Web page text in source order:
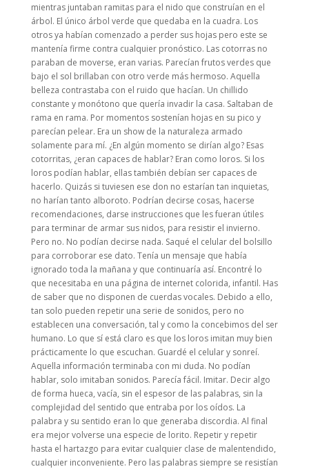
mientras juntaban ramitas para el nido que construían en el
árbol. El único árbol verde que quedaba en la cuadra. Los
otros ya habían comenzado a perder sus hojas pero este se
mantenía firme contra cualquier pronóstico. Las cotorras no
paraban de moverse, eran varias. Parecían frutos verdes que
bajo el sol brillaban con otro verde más hermoso. Aquella
belleza contrastaba con el ruido que hacían. Un chillido
constante y monótono que quería invadir la casa. Saltaban de
rama en rama. Por momentos sostenían hojas en su pico y
parecían pelear. Era un show de la naturaleza armado
solamente para mí. ¿En algún momento se dirían algo? Esas
cotorritas, ¿eran capaces de hablar? Eran como loros. Si los
loros podían hablar, ellas también debían ser capaces de
hacerlo. Quizás si tuviesen ese don no estarían tan inquietas,
no harían tanto alboroto. Podrían decirse cosas, hacerse
recomendaciones, darse instrucciones que les fueran útiles
para terminar de armar sus nidos, para resistir el invierno.
Pero no. No podían decirse nada. Saqué el celular del bolsillo
para corroborar ese dato. Tenía un mensaje que había
ignorado toda la mañana y que continuaría así. Encontré lo
que necesitaba en una página de internet colorida, infantil. Has
de saber que no disponen de cuerdas vocales. Debido a ello,
tan solo pueden repetir una serie de sonidos, pero no
establecen una conversación, tal y como la concebimos del ser
humano. Lo que sí está claro es que los loros imitan muy bien
prácticamente lo que escuchan. Guardé el celular y sonreí.
Aquella información terminaba con mi duda. No podían
hablar, solo imitaban sonidos. Parecía fácil. Imitar. Decir algo
de forma hueca, vacía, sin el espesor de las palabras, sin la
complejidad del sentido que entraba por los oídos. La
palabra y su sentido eran lo que generaba discordia. Al final
era mejor volverse una especie de lorito. Repetir y repetir
hasta el hartazgo para evitar cualquier clase de malentendido,
cualquier inconveniente. Pero las palabras siempre se resistían